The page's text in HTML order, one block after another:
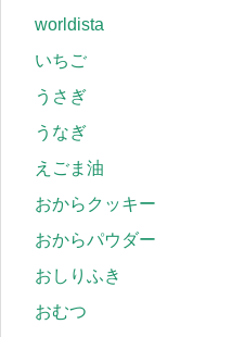
worldista
いちご
うさぎ
うなぎ
えごま油
おからクッキー
おからパウダー
おしりふき
おむつ